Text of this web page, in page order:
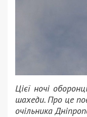
Цієї ночі
шахеди. Про це
очільника